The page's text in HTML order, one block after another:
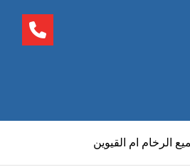
الرخام ام القيوين